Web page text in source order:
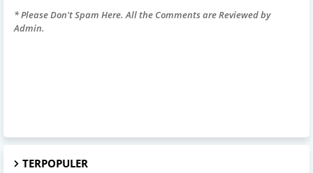
* Please Don't Spam Here. All the Comments are Reviewed by
Admin.
TERPOPULER